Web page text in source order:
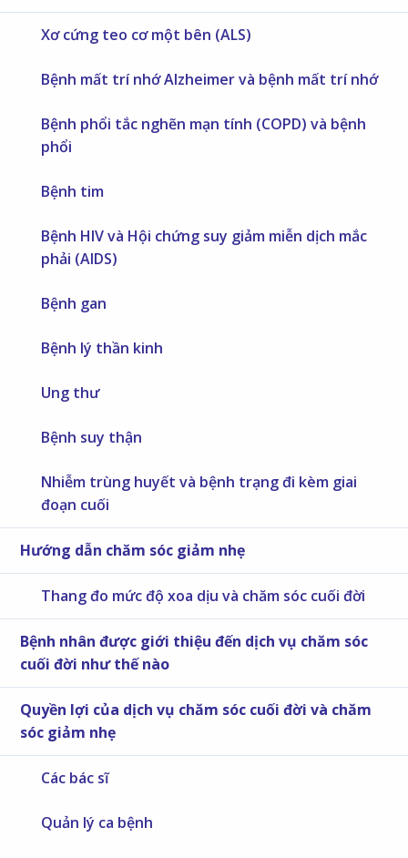
Xơ cứng teo cơ một bên (ALS)
Bệnh mất trí nhớ Alzheimer và bệnh mất trí nhớ
Bệnh phổi tắc nghẽn mạn tính (COPD) và bệnh
phổi
Bệnh tim
Bệnh HIV và Hội chứng suy giảm miễn dịch mắc
phải (AIDS)
Bệnh gan
Bệnh lý thần kinh
Ung thư
Bệnh suy thận
Nhiễm trùng huyết và bệnh trạng đi kèm giai
đoạn cuối
Hướng dẫn chăm sóc giảm nhẹ
Thang đo mức độ xoa dịu và chăm sóc cuối đời
Bệnh nhân được giới thiệu đến dịch vụ chăm sóc
cuối đời như thế nào
Quyền lợi của dịch vụ chăm sóc cuối đời và chăm
sóc giảm nhẹ
Các bác sĩ
Quản lý ca bệnh